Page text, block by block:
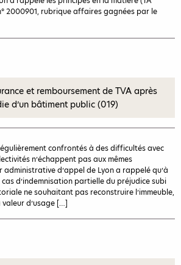
2000901, rubrique affaires gagnées par le
et remboursement de TVA après
d’un bâtiment public (019)
confrontés à des difficultés avec
n’échappent pas aux mêmes
d’appel de Lyon a rappelé qu’à
cas d’indemnisation partielle du préjudice subi
ne souhaitant pas reconstruire l’immeuble,
d’usage […]